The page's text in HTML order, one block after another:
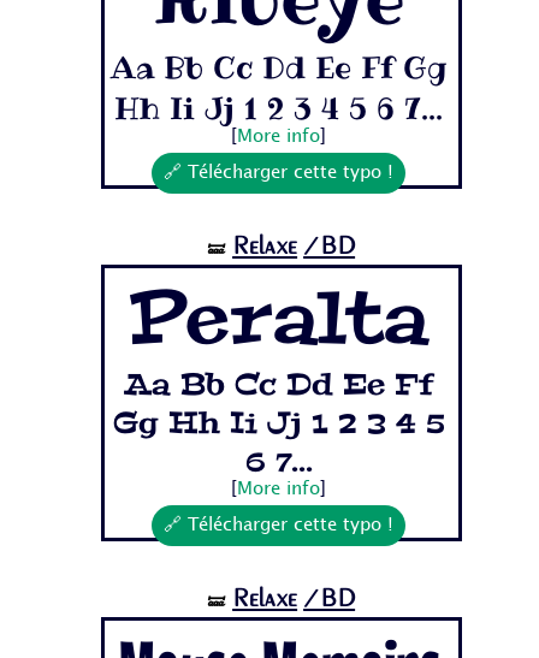
Aa Bb Cc Dd Ee Ff Gg
Hh Ii Jj 1 2 3 4 5 6 7...
More info
🔗 Télécharger cette typo !
🝛 Relaxe /BD
Peralta
Aa Bb Cc Dd Ee Ff
Gg Hh Ii Jj 1 2 3 4 5
6 7...
More info
🔗 Télécharger cette typo !
🝛 Relaxe /BD